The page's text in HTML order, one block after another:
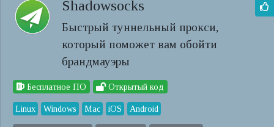
Shadowsocks
Быстрый туннельный прокси,
который поможет вам обойти
брандмауэры
Бесплатное ПО Открытый код
Linux Windows Mac iOS Android